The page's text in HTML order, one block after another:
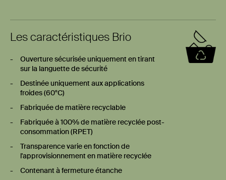
Les caractéristiques Brio
Ouverture sécurisée uniquement en tirant
sur la languette de sécurité
Destinée uniquement aux applications
froides (60°C)
Fabriquée de matière recyclable
Fabriquée à 100% de matière recyclée post-
consommation (RPET)
Transparence varie en fonction de
l'approvisionnement en matière recyclée
Contenant à fermeture étanche